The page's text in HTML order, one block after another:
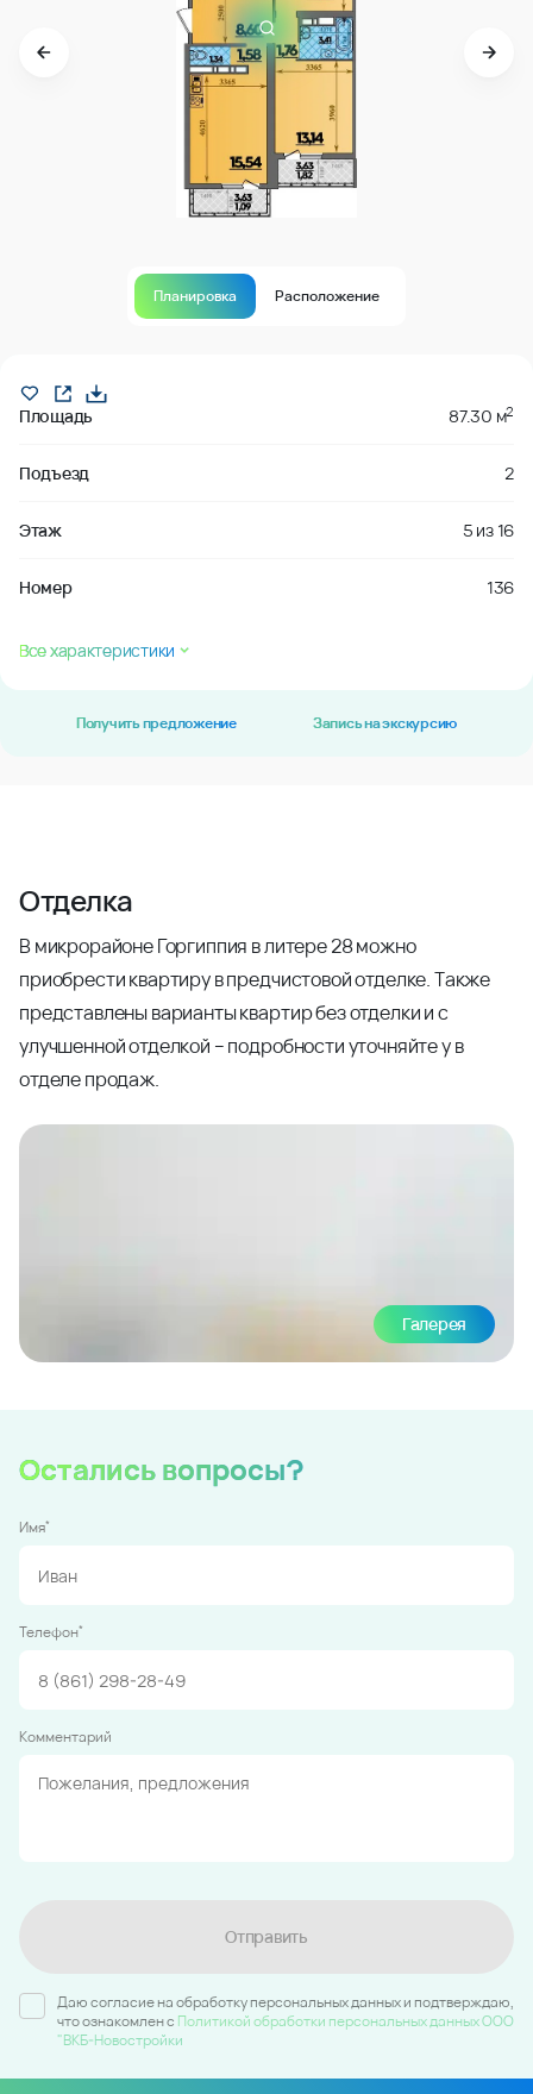
Планировка Расположение
Площадь 87.30 м2
Подъезд 2
Этаж 5 из16
Номер 136
Все характеристики
Получить предложение Запись на экскурсию
Отделка
В микрорайоне Горгиппия в литере 28 можно
приобрести квартиру в предчистовой отделке. Также
представлены варианты квартир без отделки и с
улучшенной отделкой – подробности уточняйте у в
отделе продаж.
Галерея
Остались вопросы?
Имя*
Телефон*
Комментарий
Отправить
Даю согласие на обработку персональных данных и подтверждаю,
что ознакомлен c Политикой обработки персональных данных ООО
"ВКБ-Новостройки